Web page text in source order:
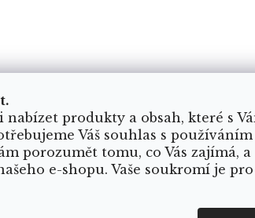
nabízet produkty a obsah, které s
Váš souhlas s používáním
porozumět tomu, co Vás zajímá, a
e-shopu. Vaše soukromí je